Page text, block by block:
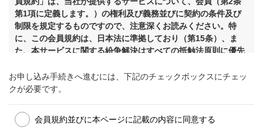
第1項に定義します。）の権利及び義務並びに契約の条件及び
制限を規定するものですので、注意深くお読みください。特
に、この会員規約は、日本法に準拠しており（第15条）、ま
た、本サービスに関する紛争解決はすべての抵触法原則に優先
条）、会員の現地法での権利（陪審員裁判を受ける権利やクラ
スアクションの権利を含みます。）が制限されることにご留意
同意なくして、本サービスを利用することはできません（第4
条第8項）。
お申し込み手続きへ進むには、下記のチェックボックスにチェッ
クが必要です。
会員規約並びに本ページに記載の内容に同意する